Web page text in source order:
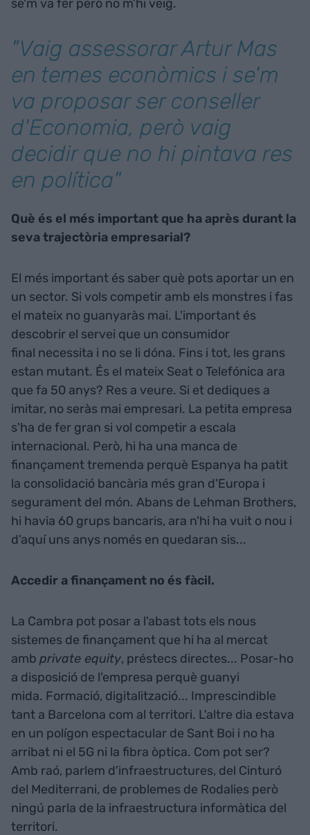
se'm va fer però no m'hi veig.
"Vaig assessorar Artur Mas
en temes econòmics i se'm
va proposar ser conseller
d'Economia, però vaig
decidir que no hi pintava res
en política"
Què és el més important que ha après durant la
seva trajectòria empresarial?
El més important és saber què pots aportar un en
un sector. Si vols competir amb els monstres i fas
el mateix no guanyaràs mai. L'important és
descobrir el servei que un consumidor
final necessita i no se li dóna. Fins i tot, les grans
estan mutant. És el mateix Seat o Telefónica ara
que fa 50 anys? Res a veure. Si et dediques a
imitar, no seràs mai empresari. La petita empresa
s'ha de fer gran si vol competir a escala
internacional. Però, hi ha una manca de
finançament tremenda perquè Espanya ha patit
la consolidació bancària més gran d'Europa i
segurament del món. Abans de Lehman Brothers,
hi havia 60 grups bancaris, ara n'hi ha vuit o nou i
d'aquí uns anys només en quedaran sis...
Accedir a finançament no és fàcil.
La Cambra pot posar a l'abast tots els nous
sistemes de finançament que hi ha al mercat
amb private equity, préstecs directes... Posar-ho
a disposició de l'empresa perquè guanyi
mida. Formació, digitalització... Imprescindible
tant a Barcelona com al territori. L'altre dia estava
en un polígon espectacular de Sant Boi i no ha
arribat ni el 5G ni la fibra òptica. Com pot ser?
Amb raó, parlem d'infraestructures, del Cinturó
del Mediterrani, de problemes de Rodalies però
ningú parla de la infraestructura informàtica del
territori.